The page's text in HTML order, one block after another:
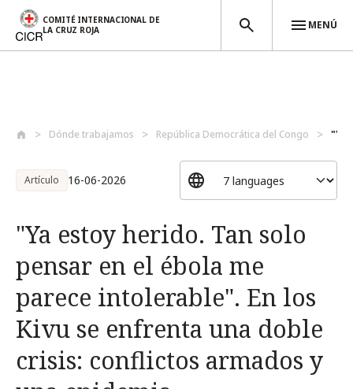
COMITÉ INTERNACIONAL DE
LA CRUZ ROJA
MENÚ
Dónde trabajamos República Democrática del Congo "Ya
Artículo 16-06-2026
"Ya estoy herido. Tan solo
pensar en el ébola me
parece intolerable". En los
Kivu se enfrenta una doble
crisis: conflictos armados y